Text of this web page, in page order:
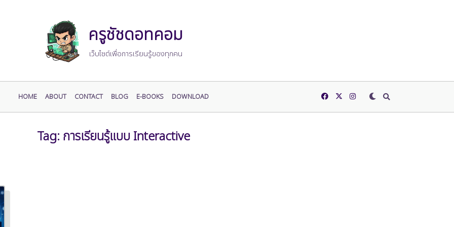
ครูชัชดอทคอม
เว็บไซต์เพื่อการเรียนรู้ของทุกคน
HOME ABOUT CONTACT BLOG E-BOOKS DOWNLOAD
Tag: การเรียนรู้แบบ Interactive